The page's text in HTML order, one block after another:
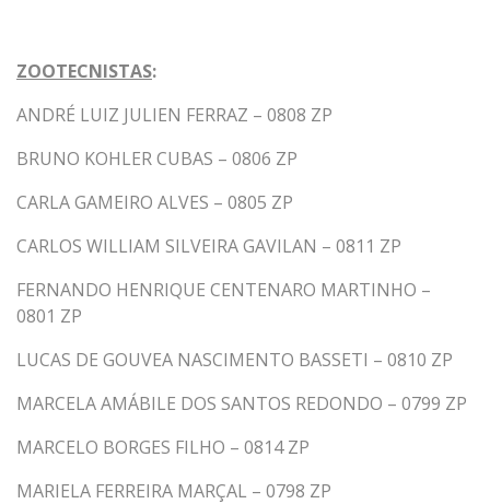
ZOOTECNISTAS:
ANDRÉ LUIZ JULIEN FERRAZ – 0808 ZP
BRUNO KOHLER CUBAS – 0806 ZP
CARLA GAMEIRO ALVES – 0805 ZP
CARLOS WILLIAM SILVEIRA GAVILAN – 0811 ZP
FERNANDO HENRIQUE CENTENARO MARTINHO –
0801 ZP
LUCAS DE GOUVEA NASCIMENTO BASSETI – 0810 ZP
MARCELA AMÁBILE DOS SANTOS REDONDO – 0799 ZP
MARCELO BORGES FILHO – 0814 ZP
MARIELA FERREIRA MARÇAL – 0798 ZP